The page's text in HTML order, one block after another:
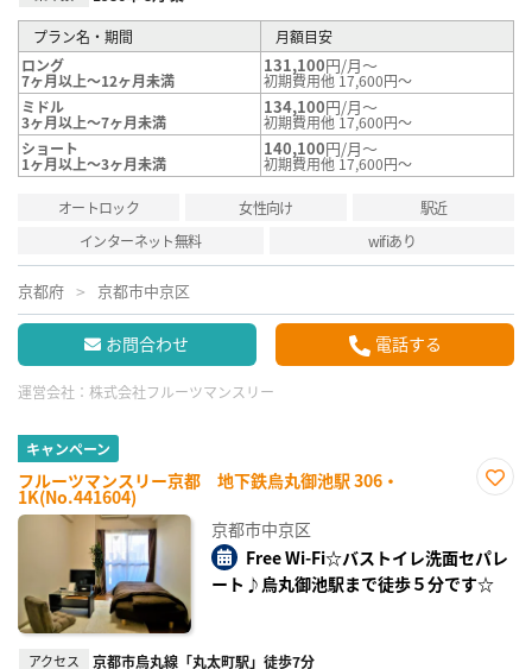
プラン名・期間
月額目安
ロング
7ヶ月以上～12ヶ月未満
131,100円/月～
初期費用他 17,600円～
ミドル
3ヶ月以上～7ヶ月未満
134,100円/月～
初期費用他 17,600円～
ショート
1ヶ月以上～3ヶ月未満
140,100円/月～
初期費用他 17,600円～
オートロック 女性向け
駅近
インターネット無料
wifiあり
京都府 京都市中京区
お問合わせ 電話する
運営会社： 株式会社フルーツマンスリー
キャンペーン
フルーツマンスリー京都 地下鉄烏丸御池駅 306・
1K(No.441604)
録
京都市中京区
Free Wi-Fi☆バストイレ洗面セパレ
ート♪烏丸御池駅まで徒歩５分です☆
アクセス 京都市烏丸線「丸太町駅」徒歩7分